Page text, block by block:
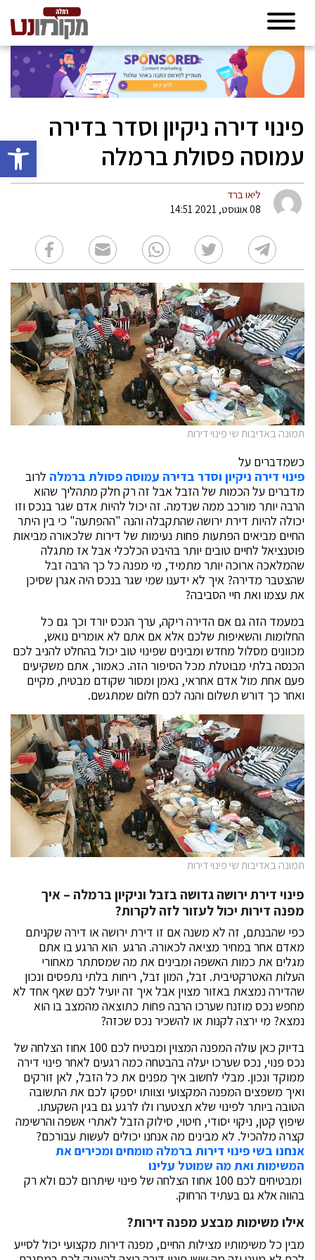
פתח
פינוי דירה ניקיון וסדר בדירה
עמוסה פסולת ברמלה
ליאו ברד
08 אוגוסט, 2021 14:51
תמונה באדיבות שי פינוי דירות
כשמדברים על
פינוי דירה ניקיון וסדר בדירה עמוסה פסולת ברמלה לרוב
מדברים על הכמות של הזבל אבל זה רק חלק מתהליך שהוא
הרבה יותר מורכב ממה שנדמה. זה יכול להיות אדם שגר בנכס וזו
יכולה להיות דירת ירושה שהתקבלה והנה "ההפתעה" כי בין היתר
החיים מביאים הפתעות פחות נעימות של דירות שלכאורה מביאות
פוטנציאל לחיים טובים יותר בהיבט הכלכלי אבל אז מתגלה
שהמלאכה ארוכה יותר מתמיד, מי מפנה כל כך הרבה זבל
שהצטבר מדירה? איך לא ידענו שמי שגר בנכס היה אגרן שסיכן
את עצמו ואת חיי הסביבה?
במעמד הזה גם אם הדירה ריקה, ערך הנכס יורד וכך גם כל
החלומות והשאיפות שלכם אלא אם אתם לא אומרים נואש,
מכוונים מסלול מחדש ומבינים שפינוי טוב יכול בהחלט להניב לכם
הכנסה בלתי מבוטלת מכל הסיפור הזה. כאמור, אתם משקיעים
פעם אחת מול אדם אחראי, נאמן ומסור שקודם מבטיח, מקיים
ואחר כך דורש תשלום והנה לכם חלום שמתגשם.
תמונה באדיבות שי פינוי דירות
פינוי דירת ירושה גדושה בזבל וניקיון ברמלה – איך
מפנה דירות יכול לעזור לזה לקרות?
כפי שהבנתם, זה לא משנה אם זו דירת ירושה או דירה שקניתם
מאדם אחר במחיר מציאה לכאורה. הרגע הוא הרגע בו אתם
מגלים את כמות האשפה ומבינים את מה שמסתתר מאחורי
העלות האטרקטיבית. זבל, המון זבל, ריחות בלתי נתפסים ונכון
שהדירה נמצאת באזור מצוין אבל איך זה יועיל לכם שאף אחד לא
מחפש נכס מוזנח שערכו הרבה פחות כתוצאה מהמצב בו הוא
נמצא? מי ירצה לקנות או להשכיר נכס שכזה?
בדיוק כאן עולה המפנה המצוין ומבטיח לכם 100 אחוז הצלחה של
נכס פנוי, נכס שערכו יעלה בהבטחה כמה רגעים לאחר פינוי דירה
ממוקד ונכון. מבלי לחשוב איך מפנים את כל הזבל, לאן זורקים
ואיך משפצים המפנה המקצועי וצוותו יספקו לכם את התשובה
הטובה ביותר לפינוי שלא תצטערו ולו לרגע גם בגין השקעתו.
שיפוץ קטן, ניקוי יסודי, חיטוי, סילוק הזבל לאתרי אשפה והרשימה
קצרה מלהכיל. לא מבינים מה אנחנו יכולים לעשות עבורכם?
אנחנו בשי פינוי דירות ברמלה מומחים ומכירים את
המשימות ואת מה שמוטל עלינו
ומבטיחים לכם 100 אחוז הצלחה של פינוי שיתרום לכם ולא רק
בהווה אלא גם בעתיד הרחוק.
אילו משימות מבצע מפנה דירות?
מבין כל משימותיו מצילות החיים, מפנה דירות מקצועי יכול לסייע